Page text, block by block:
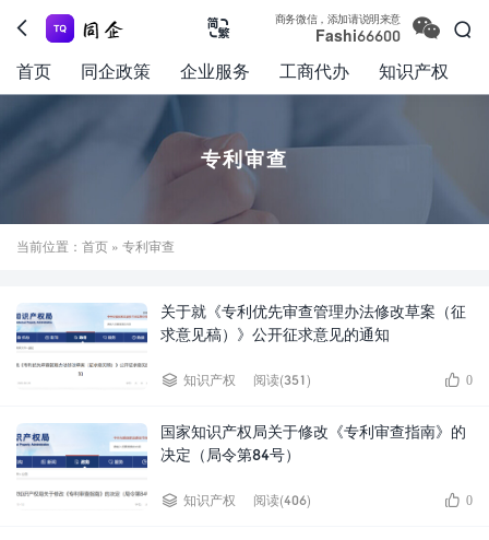
 
商务微信，添加请说明来意
Fashi66600 

首页 同企政策 企业服务 工商代办 知识产权
专利审查
当前位置： 首页 » 专利审查
关于就《专利优先审查管理办法修改草案（征
求意见稿）》公开征求意见的通知
 知识产权 阅读(351)  0
国家知识产权局关于修改《专利审查指南》的
决定（局令第84号）
 知识产权 阅读(406)  0